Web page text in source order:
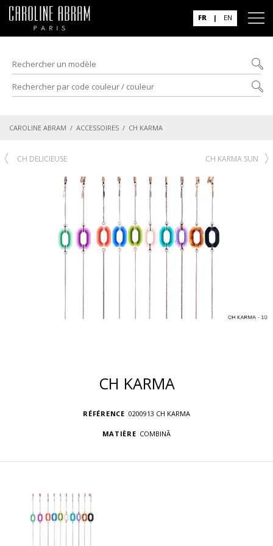
FR | EN
CAROLINE ABRAM / ACCESSOIRES / CH KARMA
CH DELICIEUSE CH KARMA SUN
CH KARMA
RÉFÉRENCE 0200913 CH KARMA
MATIÈRE COMBINÃ